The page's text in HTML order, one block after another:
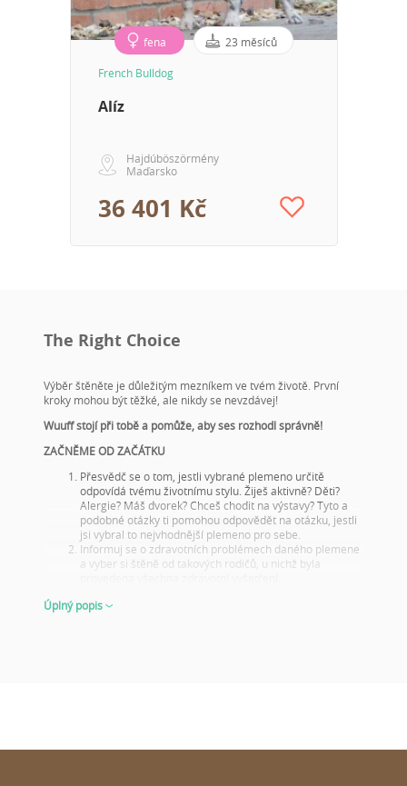
fena 23 měsíců
French Bulldog
Alíz
Hajdúböszörmény
Maďarsko
36 401 Kč
The Right Choice
Výběr štěněte je důležitým mezníkem ve tvém životě. První
kroky mohou být těžké, ale nikdy se nevzdávej!
Wuuff stojí při tobě a pomůže, aby ses rozhodl správně!
ZAČNĚME OD ZAČÁTKU
Přesvědč se o tom, jestli vybrané plemeno určitě
odpovídá tvému životnímu stylu. Žiješ aktivně? Děti?
Alergie? Máš dvorek? Chceš chodit na výstavy? Tyto a
podobné otázky ti pomohou odpovědět na otázku, jestli
jsi vybral to nejvhodnější plemeno pro sebe.
Informuj se o zdravotních problémech daného plemene
a vyber si štěně od takových rodičů, u nichž byla
Tento krok je důležitý i tehdy, když si štěně nevybíráš na
VYBÍREJ MOUDŘE A PŘIPRAVENĚ
Úplný popis